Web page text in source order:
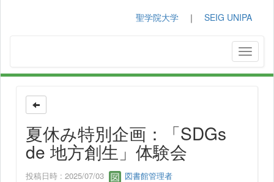
聖学院大学 ｜ SEIG UNIPA
夏休み特別企画：「SDGs
de 地方創生」体験会
投稿日時 : 2025/07/03 図書館管理者